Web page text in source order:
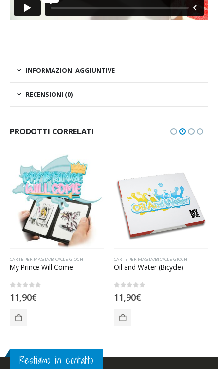
INFORMAZIONI AGGIUNTIVE
RECENSIONI (0)
PRODOTTI CORRELATI
,COMMERCIALI/COMMERCIALI,NATALE/NATALE,VINCENZO DI FATTA
CARTE PER MAGIA/BICYCLE GIOCHI
My Prince Will Come
11,90€
CARTE PER MAGIA/BICYCLE GIOCHI
Oil and Water (Bicycle)
11,90€
Restiamo in contatto